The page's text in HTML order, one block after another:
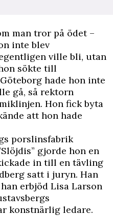
man tror på ödet –
inte blev
ville bli, utan
sökte till
hade hon inte
gå, så rektorn
Hon fick byta
att hon hade
porslinsfabrik
gjorde hon en
in till en tävling
satt i juryn. Han
erbjöd Lisa Larson
konstnärlig ledare.